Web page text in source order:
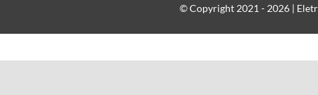
© Copyright 2021 - 2026 |